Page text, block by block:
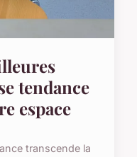
tendance
espace
transcende la